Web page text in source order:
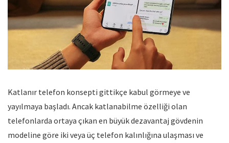
Katlanır telefon konsepti gittikçe kabul görmeye ve
yayılmaya başladı. Ancak katlanabilme özelliği olan
telefonlarda ortaya çıkan en büyük dezavantaj gövdenin
modeline göre iki veya üç telefon kalınlığına ulaşması ve